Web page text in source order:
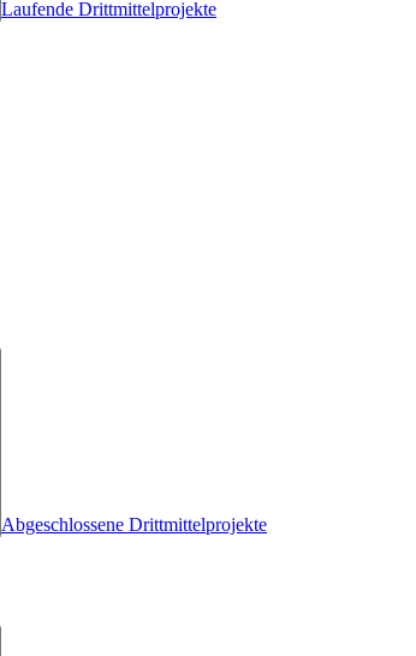
Laufende Drittmittelprojekte
Abgeschlossene Drittmittelprojekte